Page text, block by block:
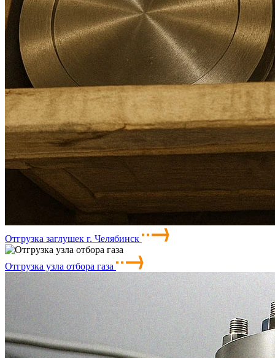
Отгрузка заглушек г. Челябинск
Отгрузка узла отбора газа